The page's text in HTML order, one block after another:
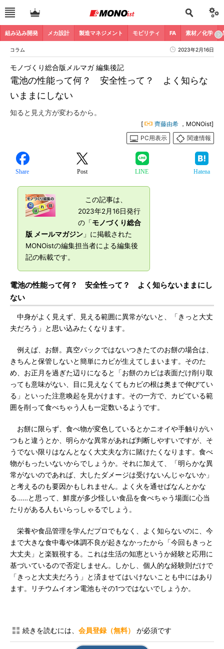
組み込み開発 メカ設計 製造マネジメント モビリティ FA 素材／化学
コラム 2023年2月16日
電池の性能って何？ 安全性って？ よく知らな
いままにしない
モノづくり総合版メルマガ 編集後記
知ると見え方が変わるから。
[ 齊藤由希 ，MONOist]
PC用表示
関連情報
Share Post LINE Hatena
この記事は、
2023年2月16日発行
の「モノづくり総合
版 メールマガジン 」に掲載された
MONOistの編集担当者による編集後
記の転載です。
電池の性能って何？ 安全性って？ よく知らないままにし
ない
中身がよく見えず、見える範囲に異常がないと、「きっと大丈
夫だろう」と思い込みたくなります。
例えば、お餅。真空パックではないつきたてのお餅の場合は、
きちんと保管しないと簡単にカビが生えてしまいます。そのた
め、お正月を過ぎた辺りになると「お餅のカビは表面だけ削り取
っても意味がない、目に見えなくてもカビの根は奥まで伸びてい
る」といった注意喚起を見かけます。その一方で、カビている範
囲を削って食べちゃう人も一定数いるようです。
お餅に限らず、食べ物が変色しているとかニオイや手触りがい
つもと違うとか、明らかな異常があれば判断しやすいですが、そ
うでない限りはなんとなく大丈夫な方に賭けたくなります。食べ
物がもったいないからでしょうか。それに加えて、「明らかな異
常がないのであれば、大したダメージは受けないんじゃないか」
と考えるのも要因かもしれません。よく火を通せばなんとかな
る……と思って、鮮度が多少怪しい食品を食べちゃう場面に心当
たりがある人もいらっしゃるでしょう。
栄養や食品管理を学んだプロでもなく、よく知らないのに、今
まで大きな食中毒や体調不良が起きなかったから「今回もきっと
大丈夫」と楽観視する。これは生活の知恵というか経験と応用に
基づいているので否定しません。しかし、個人的な経験則だけで
「きっと大丈夫だろう」と済ませてはいけないことも中にはあり
ます。リチウムイオン電池もその1つではないでしょうか。
続きを読むには、 会員登録（無料） が必須です